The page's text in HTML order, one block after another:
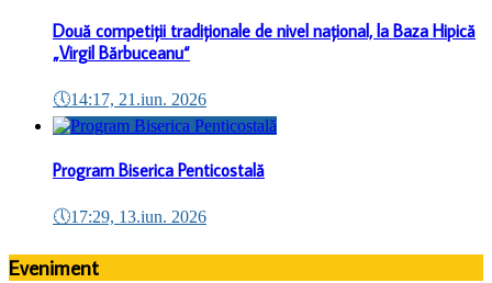
Două competiții tradiționale de nivel național, la Baza Hipică
„Virgil Bărbuceanu“
🕔14:17, 21.iun. 2026
Program Biserica Penticostală
🕔17:29, 13.iun. 2026
Eveniment